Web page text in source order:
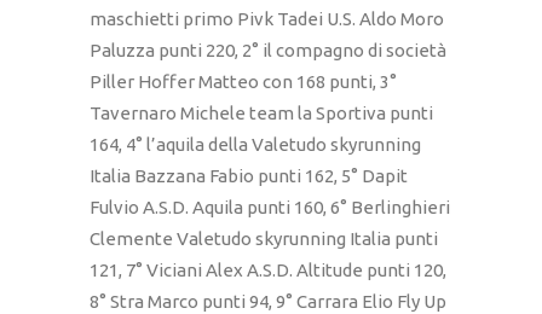
maschietti primo Pivk Tadei U.S. Aldo Moro
Paluzza punti 220, 2° il compagno di società
Piller Hoffer Matteo con 168 punti, 3°
Tavernaro Michele team la Sportiva punti
164, 4° l’aquila della Valetudo skyrunning
Italia Bazzana Fabio punti 162, 5° Dapit
Fulvio A.S.D. Aquila punti 160, 6° Berlinghieri
Clemente Valetudo skyrunning Italia punti
121, 7° Viciani Alex A.S.D. Altitude punti 120,
8° Stra Marco punti 94, 9° Carrara Elio Fly Up